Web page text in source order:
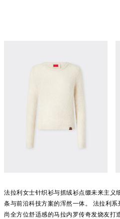
法拉利女士针织衫与抓绒衫点缀未来主义
条与前沿科技方案的浑然一体。 法拉利
尚全方位舒适感的马拉内罗传奇发烧友打